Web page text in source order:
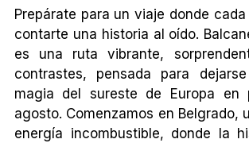
Prepárate para un viaje donde
contarte una historia al oído.
es una ruta vibrante,
contrastes, pensada para
magia del sureste de Europa en
agosto. Comenzamos en Belgrado,
energía incombustible, donde la